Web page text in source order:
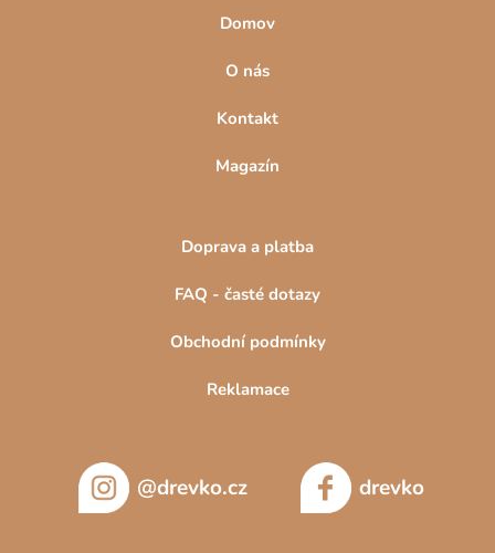
Domov
O nás
Kontakt
Magazín
Doprava a platba
FAQ - časté dotazy
Obchodní podmínky
Reklamace
@drevko.cz drevko